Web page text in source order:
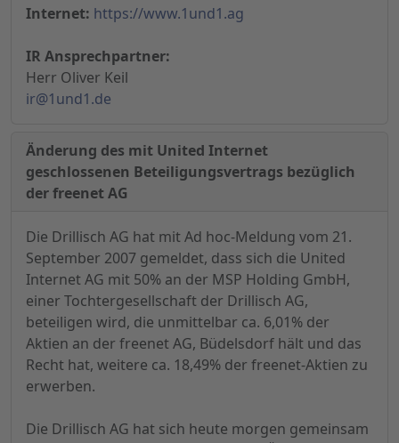
Internet: https://www.1und1.ag
IR Ansprechpartner:
Herr Oliver Keil
ir@1und1.de
Änderung des mit United Internet
geschlossenen Beteiligungsvertrags bezüglich
der freenet AG
Die Drillisch AG hat mit Ad hoc-Meldung vom 21.
September 2007 gemeldet, dass sich die United
Internet AG mit 50% an der MSP Holding GmbH,
einer Tochtergesellschaft der Drillisch AG,
beteiligen wird, die unmittelbar ca. 6,01% der
Aktien an der freenet AG, Büdelsdorf hält und das
Recht hat, weitere ca. 18,49% der freenet-Aktien zu
erwerben.
Die Drillisch AG hat sich heute morgen gemeinsam